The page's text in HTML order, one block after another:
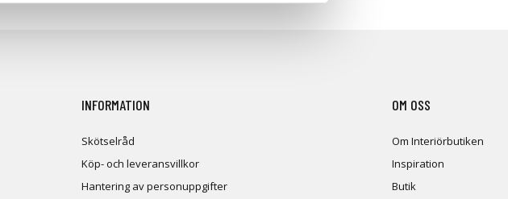
INFORMATION
Skötselråd
Köp- och leveransvillkor
Hantering av personuppgifter
OM OSS
Om Interiörbutiken
Inspiration
Butik